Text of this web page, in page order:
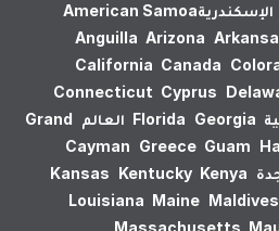
الإسكندرية‎American Samoa
Anguilla Arizona
California Canada
Connecticut Cyprus
Florida Georgia العالم
Grand
Cayman Greece Guam
Kansas Kentucky Kenya
Louisiana Maine Maldives